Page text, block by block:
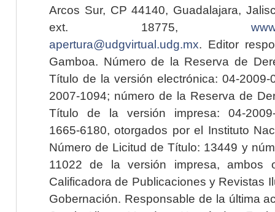
Arcos Sur, CP 44140, Guadalajara,
ext. 18775,
apertura@udgvirtual.udg.mx. Editor
Gamboa. Número de la Reserva de
Título de la versión electrónica: 04-2009-
2007-1094; número de la Reserva de
Título de la versión impresa: 04-2009-
1665-6180, otorgados por el Instituto
Número de Licitud de Título: 13449 y
11022 de la versión impresa, ambos
Calificadora de Publicaciones y Revistas
Gobernación. Responsable de la última